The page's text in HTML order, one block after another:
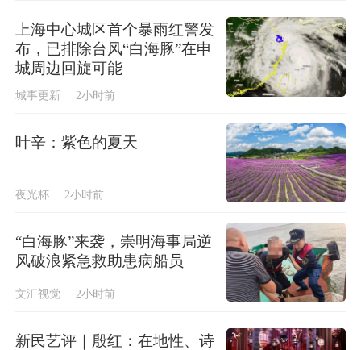
上海中心城区首个暴雨红警发
布，已排除台风“白海豚”在申
城周边回旋可能
城事更新 2小时前
叶辛：紫色的夏天
夜光杯 2小时前
“白海豚”来袭，崇明海事局逆
风破浪紧急救助患病船员
文汇视觉 2小时前
新民艺评｜殷红：在地性、诗